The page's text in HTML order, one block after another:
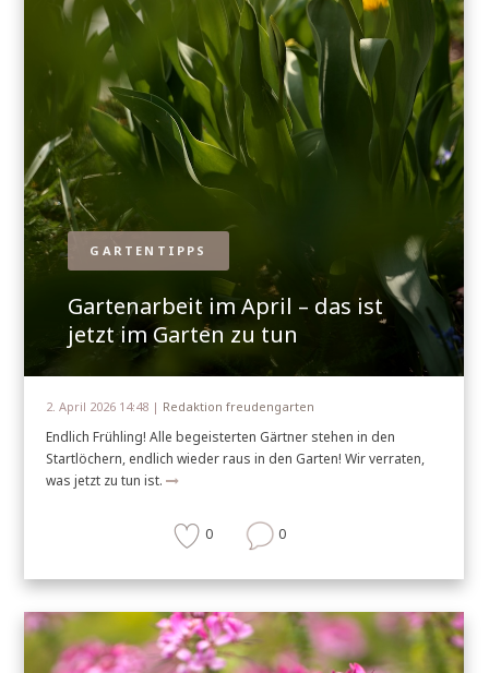
GARTENTIPPS
Gartenarbeit im April – das ist
jetzt im Garten zu tun
2. April 2026 14:48 | Redaktion freudengarten
Endlich Frühling! Alle begeisterten Gärtner stehen in den
Startlöchern, endlich wieder raus in den Garten! Wir verraten,
was jetzt zu tun ist.
0 0